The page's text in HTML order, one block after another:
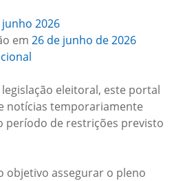
junho 2026
em 26 de junho de 2026
eleitoral, este portal
notícias temporariamente
período de restrições previsto
objetivo assegurar o pleno